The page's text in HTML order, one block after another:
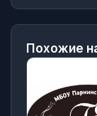
Похожие